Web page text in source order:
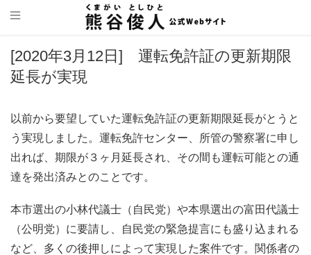
[2020年3月12日] 運転免許証の更新期限
延長が実現
以前から要望していた運転免許証の更新期限延長がとうと
う実現しました。運転免許センター、所管の警察署に申し
出れば、期限が３ヶ月延長され、その間も運転可能との通
達を発出済みとのことです。
本市選出の小林代議士（自民党）や本県選出の富田代議士
（公明党）に要請し、自民党の緊急提言にも盛り込まれる
など、多くの後押しによって実現した案件です。関係者の